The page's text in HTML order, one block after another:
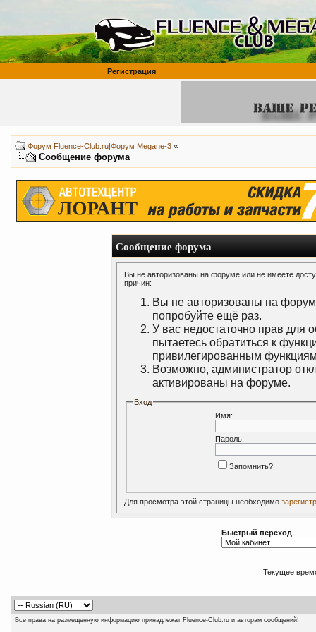
Регистрация
Форум Fluence-Club.ru|Форум Megane-3 «
Сообщение форума
Сообщение форума
Вы не авторизованы на форуме или не имеете
причин:
Вы не авторизованы на
попробуйте ещё раз.
У вас недостаточно прав для
пытаетесь обратиться к
привилегированным
Возможно, администратор
активированы на форуме.
Вход
Имя:
Пароль:
Запомнить?
Для просмотра этой страницы необходимо
Быстрый переход
Текущее
Все права на размещенную информацию принадлежат Fluence-Club.ru и авторам сообщений!